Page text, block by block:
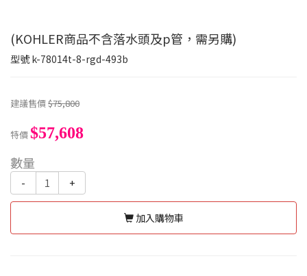
(KOHLER商品不含落水頭及p管，需另購)
型號k-78014t-8-rgd-493b
建議售價$75,800
特價$57,608
數量
- +
加入購物車